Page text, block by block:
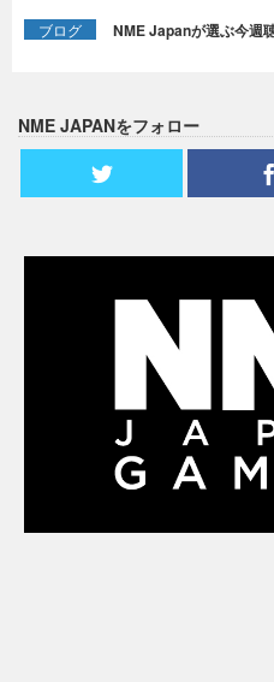
ブログ NME Japanが選ぶ今週
NME JAPANをフォロー